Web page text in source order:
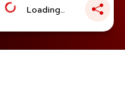
Loading...